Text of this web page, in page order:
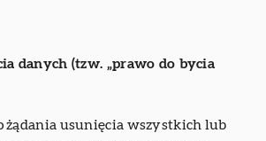
danych (tzw. „prawo do bycia
żądania usunięcia wszystkich lub